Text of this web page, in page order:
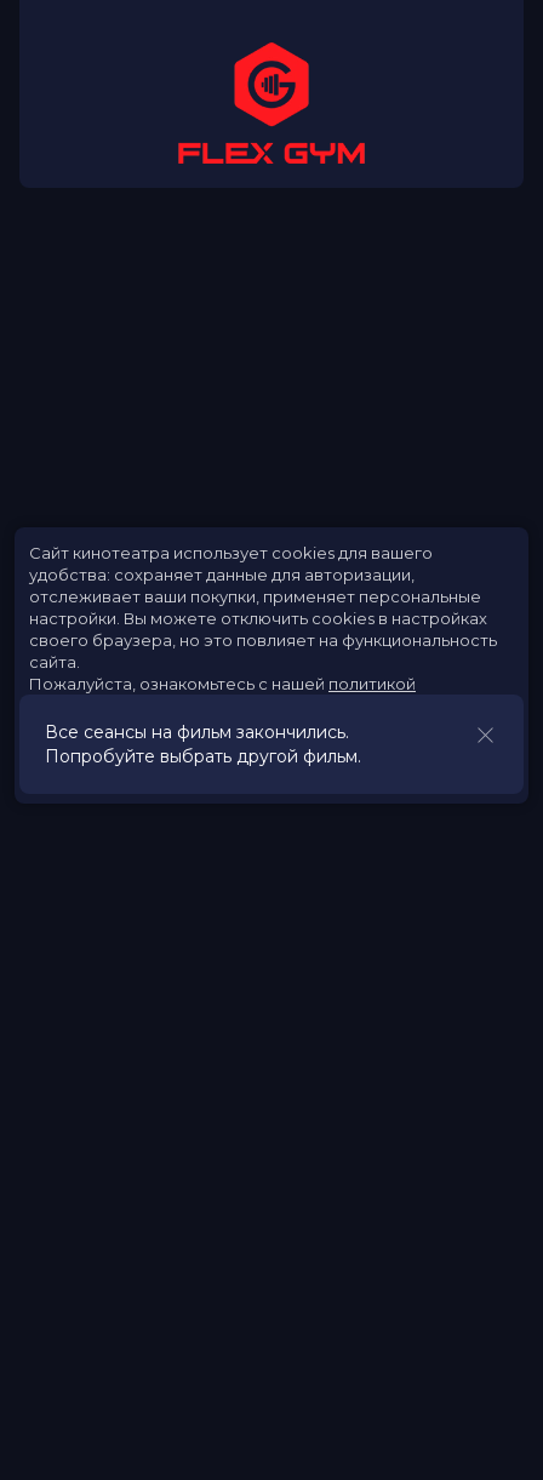
Все сеансы на фильм закончились.
Попробуйте выбрать другой фильм.
Сайт кинотеатра использует cookies для вашего
удобства: сохраняет данные для авторизации,
отслеживает ваши покупки, применяет персональные
настройки. Вы можете отключить cookies в настройках
своего браузера, но это повлияет на функциональность
сайта.
Пожалуйста, ознакомьтесь с нашей политикой
Принять